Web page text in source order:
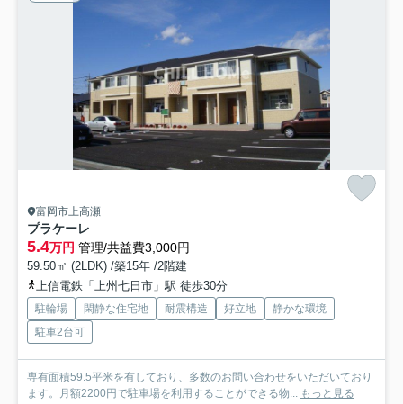
富岡市上高瀬
プラケーレ
5.4万円 管理/共益費3,000円
59.50㎡ (2LDK) /築15年 /2階建
上信電鉄「上州七日市」駅 徒歩30分
駐輪場 閑静な住宅地 耐震構造 好立地
静かな環境
駐車2台可
専有面積59.5平米を有しており、多数のお問い合わせをいただいており
ます。月額2200円で駐車場を利用することができる物... もっと見る